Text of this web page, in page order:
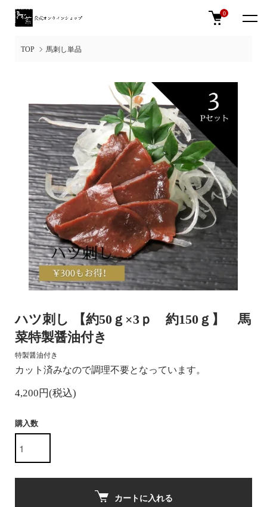
0
TOP 馬刺し単品
ハツ刺し 【約50ｇ×3ｐ 約150ｇ】 馬
菜特製醤油付き
特製醤油付き
カット済みなので調理不要となっています。
4,200円(税込)
購入数
カートに入れる